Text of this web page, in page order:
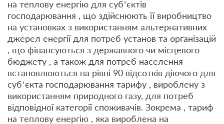
на теплову енергію для суб’єктів
господарювання , що здійснюють її виробництво
на установках з використанням альтернативних
джерел енергії для потреб установ та організацій
, що фінансуються з державного чи місцевого
бюджету , а також для потреб населення
встановлюються на рівні 90 відсотків діючого для
суб’єкта господарювання тарифу , вироблену з
використанням природного газу, для потреб
відповідної категорії споживачів. Зокрема , тариф
на теплову енергію , яка вироблена на